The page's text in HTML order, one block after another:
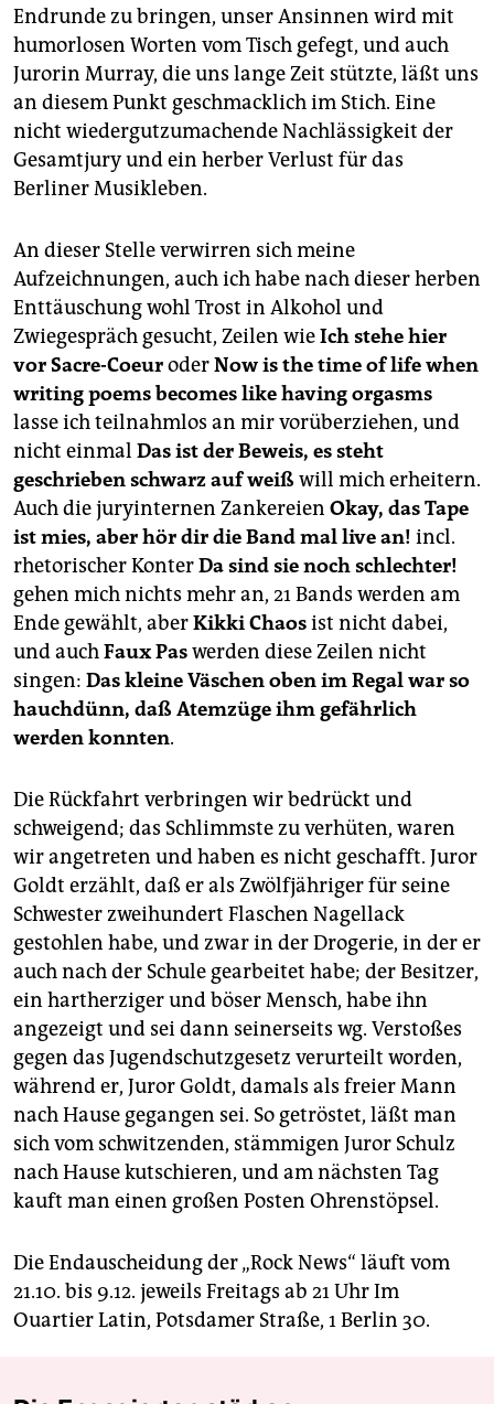
Endrunde zu bringen, unser Ansinnen wird mit
humorlosen Worten vom Tisch gefegt, und auch
Jurorin Murray, die uns lange Zeit stützte, läßt uns
an diesem Punkt geschmacklich im Stich. Eine
nicht wiedergutzumachende Nachlässigkeit der
Gesamtjury und ein herber Verlust für das
Berliner Musikleben.
An dieser Stelle verwirren sich meine
Aufzeichnungen, auch ich habe nach dieser herben
Enttäuschung wohl Trost in Alkohol und
Zwiegespräch gesucht, Zeilen wieIch stehe hier
vor Sacre-CoeuroderNow is the time of life when
writing poems becomes like having orgasms
lasse ich teilnahmlos an mir vorüberziehen, und
nicht einmal Das ist der Beweis, es steht
geschrieben schwarz auf weiß will mich erheitern.
Auch die juryinternen Zankereien Okay, das Tape
ist mies, aber hör dir die Band mal live an! incl.
rhetorischer KonterDa sind sie noch schlechter!
gehen mich nichts mehr an, 21 Bands werden am
Ende gewählt, aberKikki Chaosist nicht dabei,
und auchFaux Paswerden diese Zeilen nicht
singen: Das kleine Väschen oben im Regal war so
hauchdünn, daß Atemzüge ihm gefährlich
werden konnten.
Die Rückfahrt verbringen wir bedrückt und
schweigend; das Schlimmste zu verhüten, waren
wir angetreten und haben es nicht geschafft. Juror
Goldt erzählt, daß er als Zwölfjähriger für seine
Schwester zweihundert Flaschen Nagellack
gestohlen habe, und zwar in der Drogerie, in der er
auch nach der Schule gearbeitet habe; der Besitzer,
ein hartherziger und böser Mensch, habe ihn
angezeigt und sei dann seinerseits wg. Verstoßes
gegen das Jugendschutzgesetz verurteilt worden,
während er, Juror Goldt, damals als freier Mann
nach Hause gegangen sei. So getröstet, läßt man
sich vom schwitzenden, stämmigen Juror Schulz
nach Hause kutschieren, und am nächsten Tag
kauft man einen großen Posten Ohrenstöpsel.
Die Endauscheidung der „Rock News“ läuft vom
21.10. bis 9.12. jeweils Freitags ab 21 Uhr Im
Ouartier Latin, Potsdamer Straße, 1 Berlin 30.